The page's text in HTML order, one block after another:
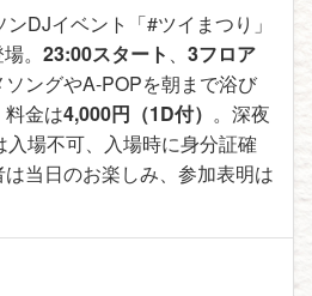
DJイベント「#ツイまつり」
。 23:00スタート 、 3フロア
ングやA-POPを朝まで浴び
金は4,000円（1D付） 。深夜
場不可、入場時に身分証確
当日のお楽しみ、参加表明は